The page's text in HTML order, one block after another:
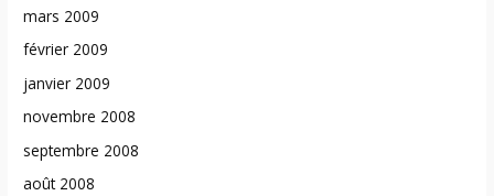
mars 2009
février 2009
janvier 2009
novembre 2008
septembre 2008
août 2008